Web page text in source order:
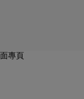
專頁